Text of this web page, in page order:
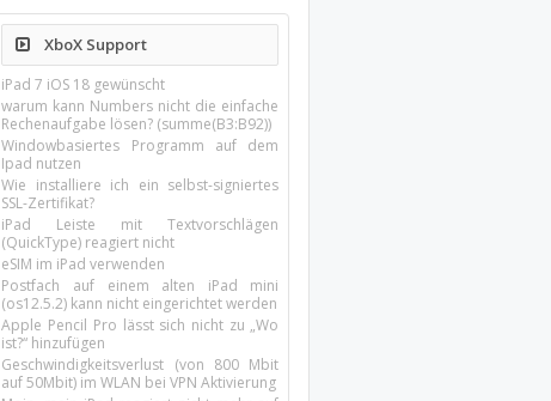
XboX Support
iPad 7 iOS 18 gewünscht
warum kann Numbers nicht die einfache
Rechenaufgabe lösen? (summe(B3:B92))
Windowbasiertes Programm auf dem
Ipad nutzen
Wie installiere ich ein selbst-signiertes
SSL-Zertifikat?
iPad Leiste mit Textvorschlägen
(QuickType) reagiert nicht
eSIM im iPad verwenden
Postfach auf einem alten iPad mini
(os12.5.2) kann nicht eingerichtet werden
Apple Pencil Pro lässt sich nicht zu „Wo
ist?“ hinzufügen
Geschwindigkeitsverlust (von 800 Mbit
auf 50Mbit) im WLAN bei VPN Aktivierung